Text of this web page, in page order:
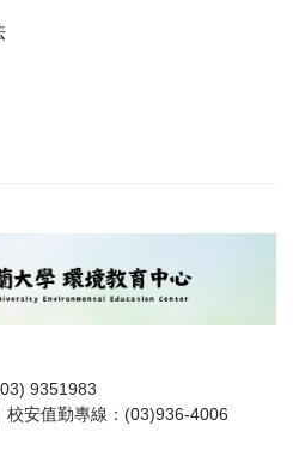
9351983
校安值勤專線：(03)936-4006